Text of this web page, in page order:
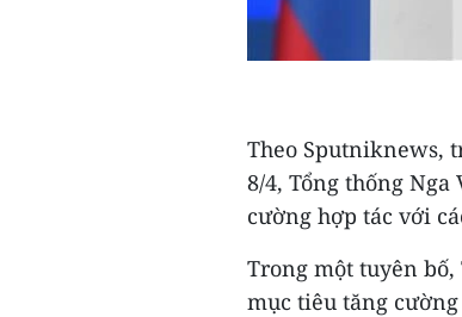
Theo Sputniknews,
8/4, Tổng thống
cường hợp tác với
Trong một tuyên
mục tiêu tăng